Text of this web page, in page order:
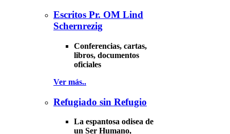
Escritos Pr. OM Lind
Schernrezig
Conferencias, cartas,
libros, documentos
oficiales
Ver más..
Refugiado sin Refugio
La espantosa odisea de
un Ser Humano,